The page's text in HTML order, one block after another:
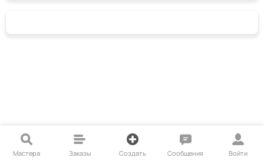
Мастера Заказы Создать Сообщения Войти